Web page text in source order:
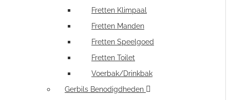
Fretten Klimpaal
Fretten Manden
Fretten Speelgoed
Fretten Toilet
Voerbak/Drinkbak
Gerbils Benodigdheden